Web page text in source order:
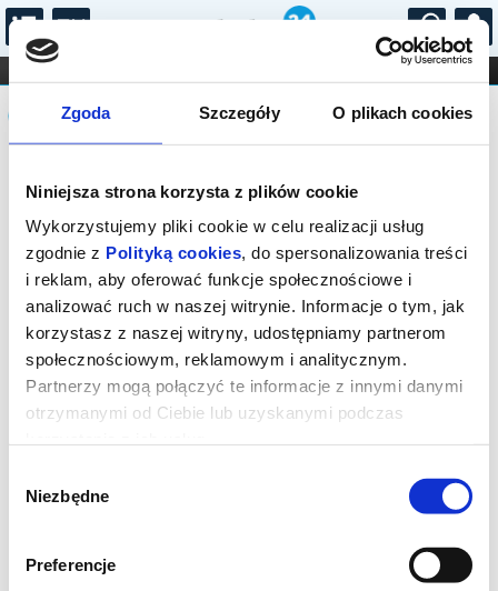
Zgoda Szczegóły O plikach cookies
Niniejsza strona korzysta z plików cookie
Wykorzystujemy pliki cookie w celu realizacji usług
zgodnie z Polityką cookies, do spersonalizowania treści
i reklam, aby oferować funkcje społecznościowe i
analizować ruch w naszej witrynie. Informacje o tym, jak
korzystasz z naszej witryny, udostępniamy partnerom
społecznościowym, reklamowym i analitycznym.
Partnerzy mogą połączyć te informacje z innymi danymi
otrzymanymi od Ciebie lub uzyskanymi podczas
zgody
Niezbędne
Preferencje
...
FILHARMONIA OPERA I BALET
STAND-UP
DLA DZIECI
Komunikat
Sprzedaż on-line została zakończona,
sprawdź dostępność biletów w kasie.
Kontakt tel.: 18 544 74 72 lub e-mail:
kino@rabka.pl